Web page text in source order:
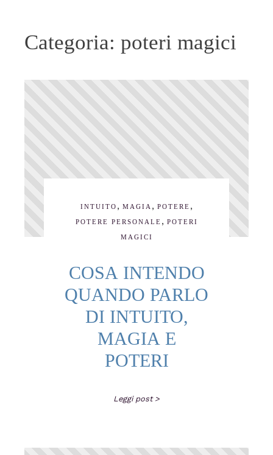
Categoria: poteri magici
INTUITO , MAGIA , POTERE ,
POTERE PERSONALE , POTERI
MAGICI
COSA INTENDO
QUANDO PARLO
DI INTUITO,
MAGIA E
POTERI
Leggi post >